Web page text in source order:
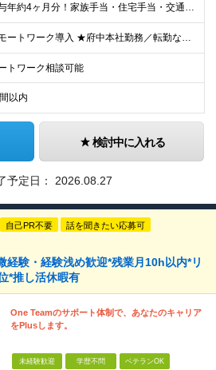
★賞与年約4ヶ月分！家族手当・住宅手当・交通費全額支給など好待遇を完備！ 【各種手当について】 ・家族手当（扶養2万円／月、子5000円／月※2人目以降も同様） ・単身社宅制度（一律支給の住宅手当と
★リモートワーク導入 ★府中本社勤務／転勤なし ★自社内開発が中心 ※フルリモート非推奨、完全在宅ワーク非推奨 府中本社もしくはプロジェクト先（東京、神奈川など） 【本社】東京都府中市晴見町2丁目
トワーク相談可能
以内
検討中に入れる
予定日： 2026.08.27
自己PR不要 話を聞きたい応募可
経験・経験浅め歓迎*残業月10h以内*リ
*推し活休暇有
One Teamのサポート体制で、あなたのキャリア
をPlusします。
未経験歓迎 学歴不問 ベテランOK